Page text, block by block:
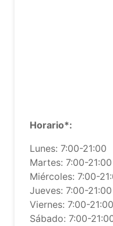
Horario*:
Lunes: 7:00-21:00
Martes: 7:00-21:00
Miércoles: 7:00-
Jueves: 7:00-21:00
Viernes: 7:00-21:00
Sábado: 7:00-